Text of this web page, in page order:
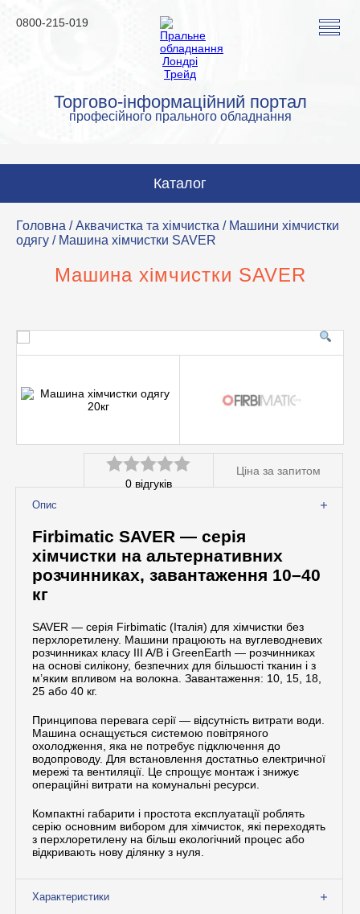
Торгово-інформаційний портал
професійного прального обладнання
0800-215-019
Каталог
Пральні машини
Сушильні машини
Прасувальні машини
Аквачистка та хімчистка
Професійна хімія
Головна /Аквачистка та хімчистка / Машини хімчистки
одягу / Машина хімчистки SAVER
Машина хімчистки SAVER
Оцінено
0
з
0 відгуків
Ціна за запитом
Опис
Firbimatic SAVER — серія
хімчистки на альтернативних
розчинниках, завантаження 10–40
кг
SAVER — серія Firbimatic (Італія) для хімчистки без
перхлоретилену. Машини працюють на вуглеводневих
розчинниках класу III A/B і GreenEarth — розчинниках
на основі силікону, безпечних для більшості тканин і з
м’яким впливом на волокна. Завантаження: 10, 15, 18,
25 або 40 кг.
Принципова перевага серії — відсутність витрати води.
Машина оснащується системою повітряного
охолодження, яка не потребує підключення до
водопроводу. Для встановлення достатньо електричної
мережі та вентиляції. Це спрощує монтаж і знижує
операційні витрати на комунальні ресурси.
Компактні габарити і простота експлуатації роблять
серію основним вибором для хімчисток, які переходять
з перхлоретилену на більш екологічний процес або
відкривають нову ділянку з нуля.
Характеристики